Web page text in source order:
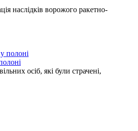
наслідків ворожого ракетно-
осіб, які були страчені,